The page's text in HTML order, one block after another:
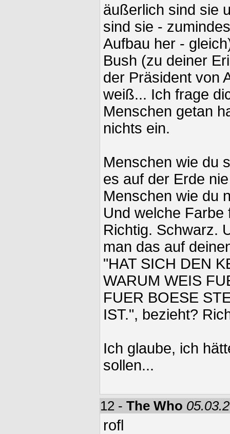
äußerlich sind sie
sind sie -
Aufbau her -
Bush (zu deiner
der Präsident von
weiß... Ich frage
Menschen getan
nichts ein.
Menschen wie du
es auf der Erde
Menschen wie du
Und welche
Richtig. Schwarz.
man das auf
"HAT SICH DEN
WARUM WEIS
FUER BOESE
IST.", bezieht?
Ich glaube, ich
sollen...
12 - The Who
rofl